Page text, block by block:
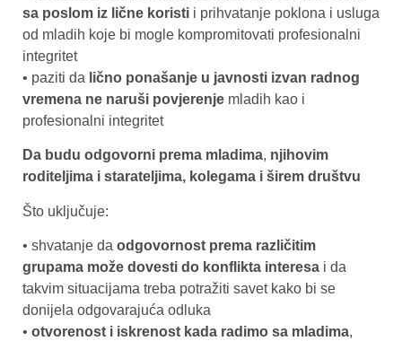
sa poslom iz lične koristi i prihvatanje poklona i usluga
od mladih koje bi mogle kompromitovati profesionalni
integritet
• paziti da lično ponašanje u javnosti izvan radnog
vremena ne naruši povjerenje mladih kao i
profesionalni integritet
Da budu odgovorni prema mladima, njihovim
roditeljima i starateljima, kolegama i širem društvu
Što uključuje:
• shvatanje da odgovornost prema različitim
grupama može dovesti do konflikta interesa i da
takvim situacijama treba potražiti savet kako bi se
donijela odgovarajuća odluka
• otvorenost i iskrenost kada radimo sa mladima,